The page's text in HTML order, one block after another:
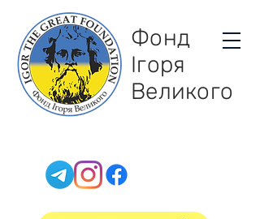
Фонд
Ігоря
Великого